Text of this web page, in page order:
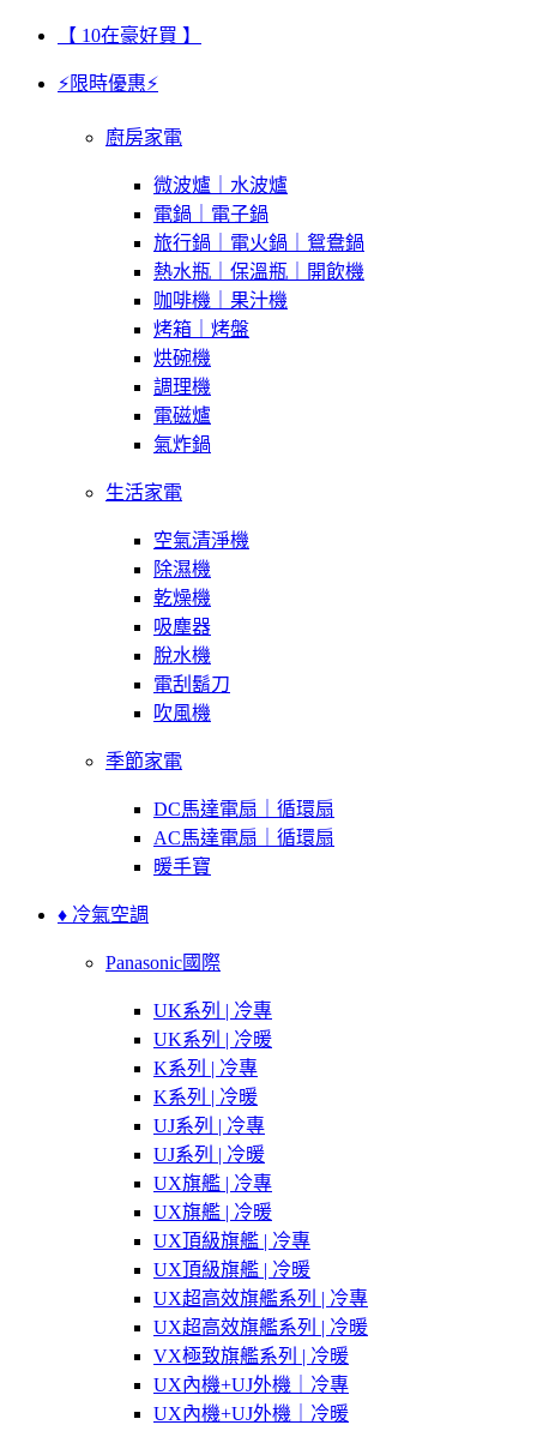
【 10在豪好買 】
⚡限時優惠⚡
廚房家電
微波爐｜水波爐
電鍋｜電子鍋
旅行鍋｜電火鍋｜鴛鴦鍋
熱水瓶｜保溫瓶｜開飲機
咖啡機｜果汁機
烤箱｜烤盤
烘碗機
調理機
電磁爐
氣炸鍋
生活家電
空氣清淨機
除濕機
乾燥機
吸塵器
脫水機
電刮鬍刀
吹風機
季節家電
DC馬達電扇｜循環扇
AC馬達電扇｜循環扇
暖手寶
♦ 冷氣空調
Panasonic國際
UK系列 | 冷專
UK系列 | 冷暖
K系列 | 冷專
K系列 | 冷暖
UJ系列 | 冷專
UJ系列 | 冷暖
UX旗艦 | 冷專
UX旗艦 | 冷暖
UX頂級旗艦 | 冷專
UX頂級旗艦 | 冷暖
UX超高效旗艦系列 | 冷專
UX超高效旗艦系列 | 冷暖
VX極致旗艦系列 | 冷暖
UX內機+UJ外機｜冷專
UX內機+UJ外機｜冷暖